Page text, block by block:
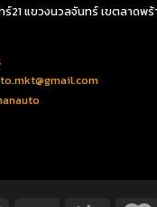
21 แขวงนวลจันทร์ เขตลาดพ